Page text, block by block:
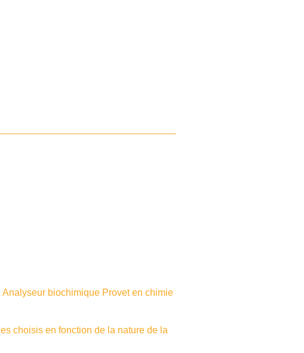
biochimique Provet en chimie
choisis en fonction de la nature de la